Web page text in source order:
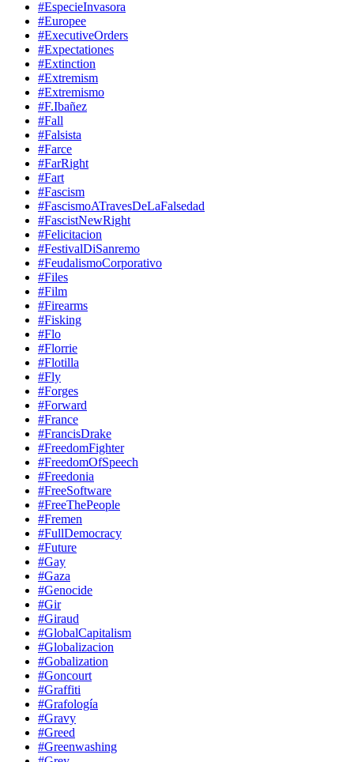
#EspecieInvasora
#Europee
#ExecutiveOrders
#Expectationes
#Extinction
#Extremism
#Extremismo
#F.Ibañez
#Fall
#Falsista
#Farce
#FarRight
#Fart
#Fascism
#FascismoATravesDeLaFalsedad
#FascistNewRight
#Felicitacion
#FestivalDiSanremo
#FeudalismoCorporativo
#Files
#Film
#Firearms
#Fisking
#Flo
#Florrie
#Flotilla
#Fly
#Forges
#Forward
#France
#FrancisDrake
#FreedomFighter
#FreedomOfSpeech
#Freedonia
#FreeSoftware
#FreeThePeople
#Fremen
#FullDemocracy
#Future
#Gay
#Gaza
#Genocide
#Gir
#Giraud
#GlobalCapitalism
#Globalizacion
#Gobalization
#Goncourt
#Graffiti
#Grafología
#Gravy
#Greed
#Greenwashing